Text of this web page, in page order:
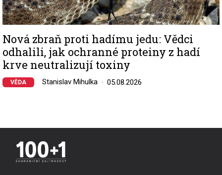
Nová zbraň proti hadímu jedu: Vědci
odhalili, jak ochranné proteiny z hadí
krve neutralizují toxiny
VĚDA Stanislav Mihulka 05.08.2026